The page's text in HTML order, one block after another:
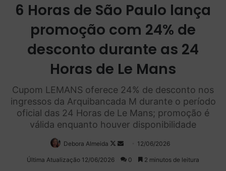
6 Horas de São Paulo lança
promoção com 24% de
desconto durante as 24
Horas de Le Mans
Cupom LEMANS oferece 24% de desconto nos
ingressos da Arquibancada M durante o período
oficial das 24 Horas de Le Mans; promoção é
válida enquanto houver disponibilidade
Debora Almeida
Follow
on
Mande
um
12/06/2026
Última Atualização 12/06/2026 0 2 minutos de leitura